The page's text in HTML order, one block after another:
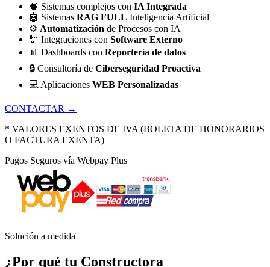
🧠 Sistemas complejos con IA Integrada
🤖 Sistemas RAG FULL Inteligencia Artificial
⚙️ Automatización de Procesos con IA
🔌 Integraciones con Software Externo
📊 Dashboards con Reportería de datos
🔒 Consultoría de Ciberseguridad Proactiva
💻 Aplicaciones WEB Personalizadas
CONTACTAR →
* VALORES EXENTOS DE IVA (BOLETA DE HONORARIOS
O FACTURA EXENTA)
Pagos Seguros vía Webpay Plus
Solución a medida
¿Por qué tu Constructora